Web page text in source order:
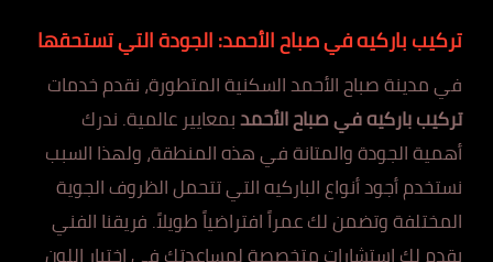
تركيب باركيه في صباح الأحمد: الجودة التي تستحقها
في مدينة صباح الأحمد السكنية المتطورة، نقدم خدمات
تركيب باركيه في صباح الأحمدبمعايير عالمية. ندرك
أهمية الجودة والمتانة في هذه المنطقة، ولهذا السبب
نستخدم أجود أنواع الباركيه التي تتحمل الظروف الجوية
المختلفة وتضمن لك عمراً افتراضياً طويلاً. فريقنا الفني